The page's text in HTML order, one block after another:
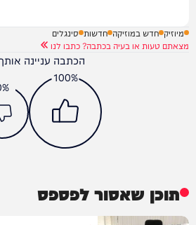
מיוזיק חדש במוזיקה חדשות סינגלים
מצאתם טעות או בעיה בכתבה? כתבו לנו
הכתבה עניינה
100%
תוכן שאסור לפספס